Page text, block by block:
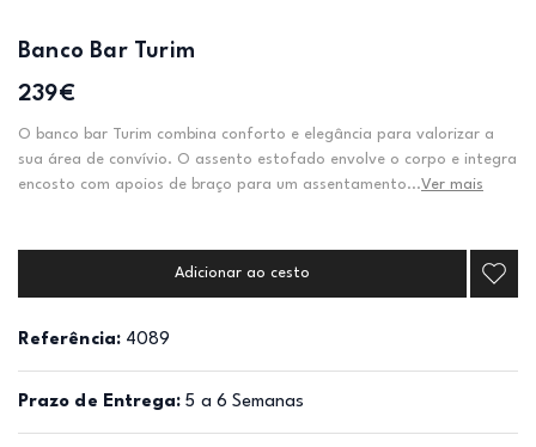
Banco Bar Turim
239€
O banco bar Turim combina conforto e elegância para valorizar a
sua área de convívio. O assento estofado envolve o corpo e integra
encosto com apoios de braço para um assentamento...Ver mais
Adicionar ao cesto
Referência: 4089
Prazo de Entrega: 5 a 6 Semanas